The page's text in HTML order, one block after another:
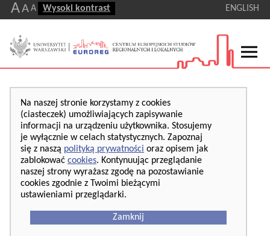
AA A Wysoki kontrast ENGLISH
Na naszej stronie korzystamy z cookies
(ciasteczek) umożliwiających zapisywanie
informacji na urządzeniu użytkownika. Stosujemy
je wyłącznie w celach statystycznych. Zapoznaj
się z naszą polityką prywatności oraz opisem jak
zablokować cookies. Kontynuując przeglądanie
naszej strony wyrażasz zgodę na pozostawianie
cookies zgodnie z Twoimi bieżącymi
ustawieniami przeglądarki.
Zamknij